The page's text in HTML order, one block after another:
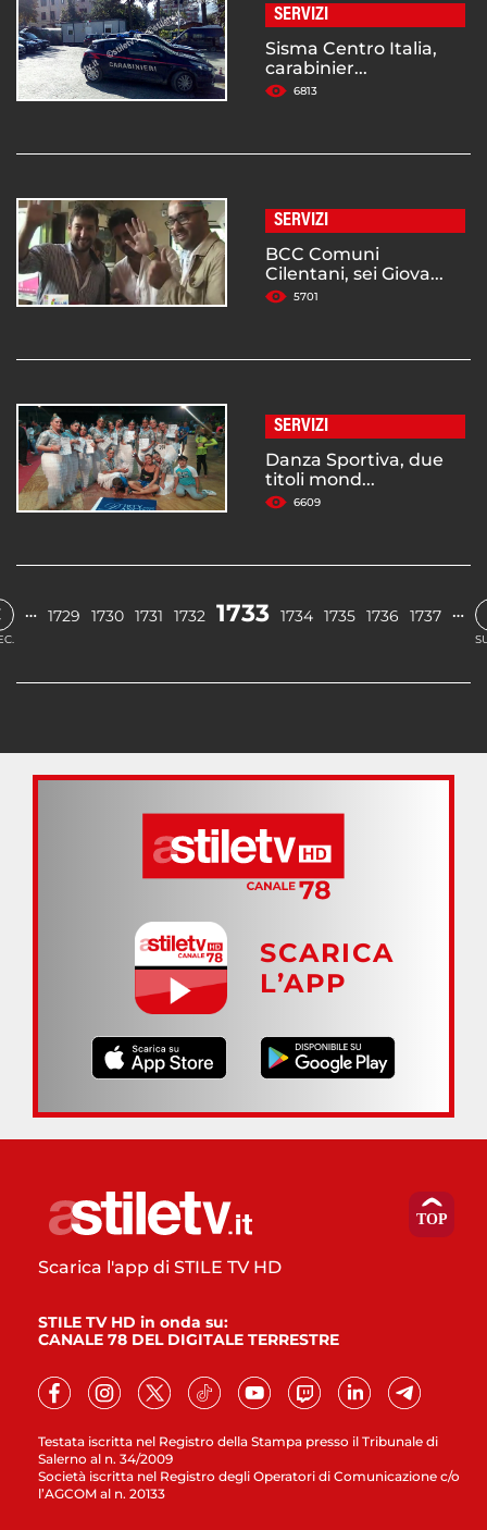
SERVIZI
Sisma Centro Italia,
carabinier...
6813
SERVIZI
BCC Comuni
Cilentani, sei Giova...
5701
SERVIZI
Danza Sportiva, due
titoli mond...
6609
… 1729 1730 1731 1732 1733 1734 1735 1736 1737 …
SCARICA
L’APP
Testata iscritta nel Registro della Stampa presso il Tribunale di
Salerno al n. 34/2009
Società iscritta nel Registro degli Operatori di Comunicazione c/o
l’AGCOM al n. 20133
Scarica l'app di STILE TV HD
STILE TV HD in onda su:
CANALE 78 DEL DIGITALE TERRESTRE